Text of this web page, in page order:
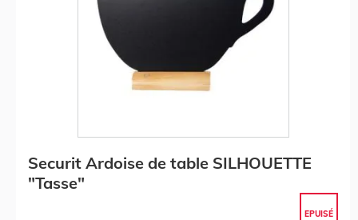
Securit Ardoise de table SILHOUETTE
"Tasse"
EPUISÉ